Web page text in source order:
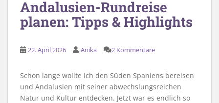
Andalusien-Rundreise
planen: Tipps & Highlights
22. April 2026 Anika 2 Kommentare
Schon lange wollte ich den Süden Spaniens bereisen
und Andalusien mit seiner abwechslungsreichen
Natur und Kultur entdecken. Jetzt war es endlich so